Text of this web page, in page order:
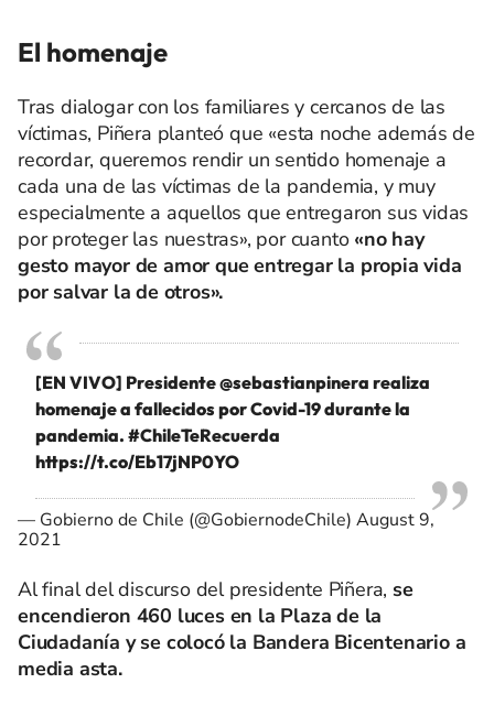
El homenaje
Tras dialogar con los familiares y cercanos de las
víctimas, Piñera planteó que «esta noche además de
recordar, queremos rendir un sentido homenaje a
cada una de las víctimas de la pandemia, y muy
especialmente a aquellos que entregaron sus vidas
por proteger las nuestras», por cuanto «no hay
gesto mayor de amor que entregar la propia vida
por salvar la de otros».
[EN VIVO] Presidente@sebastianpinera realiza
homenaje a fallecidos por Covid-19 durante la
pandemia. #ChileTeRecuerda
https://t.co/Eb17jNP0YO
— Gobierno de Chile (@GobiernodeChile) August 9,
2021
Al final del discurso del presidente Piñera, se
encendieron 460 luces en la Plaza de la
Ciudadanía y se colocó la Bandera Bicentenario a
media asta.